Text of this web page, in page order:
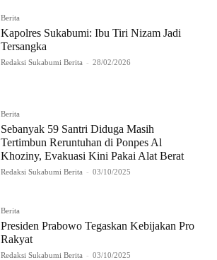
Berita
Kapolres Sukabumi: Ibu Tiri Nizam Jadi
Tersangka
Redaksi Sukabumi Berita - 28/02/2026
Berita
Sebanyak 59 Santri Diduga Masih
Tertimbun Reruntuhan di Ponpes Al
Khoziny, Evakuasi Kini Pakai Alat Berat
Redaksi Sukabumi Berita - 03/10/2025
Berita
Presiden Prabowo Tegaskan Kebijakan Pro
Rakyat
Redaksi Sukabumi Berita - 03/10/2025